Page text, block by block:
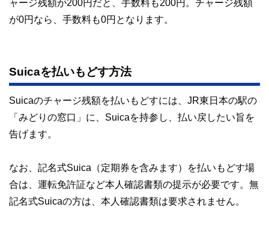
ャージ残額が200円だと、手数料も200円。チャージ残額
が0円なら、手数料も0円となります。
Suicaを払いもどす方法
Suicaのチャージ残額を払いもどすには、JR東日本の駅の
「みどりの窓口」に、Suicaを持参し、払い戻したい旨を
告げます。
なお、記名式Suica（定期券を含みます）を払いもどす場
合は、運転免許証など本人確認書類の提示が必要です。無
記名式Suicaの方は、本人確認書類は要求されません。